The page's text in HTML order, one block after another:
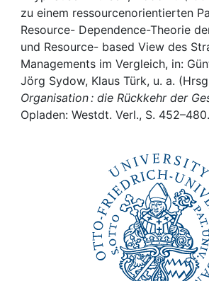
zu einem ressourcenorientierten
Resource- Dependence-Theorie
und Resource- based View des
Managements im Vergleich, in:
Jörg Sydow, Klaus Türk, u. a.
Organisation : die Rückkehr der
Opladen: Westdt. Verl., S. 452–480.